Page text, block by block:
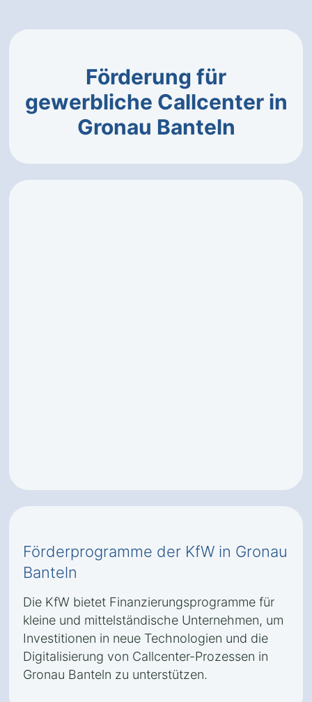
Förderung für
gewerbliche Callcenter in
Gronau Banteln
Förderprogramme der KfW in Gronau
Banteln
Die KfW bietet Finanzierungsprogramme für
kleine und mittelständische Unternehmen, um
Investitionen in neue Technologien und die
Digitalisierung von Callcenter-Prozessen in
Gronau Banteln zu unterstützen.